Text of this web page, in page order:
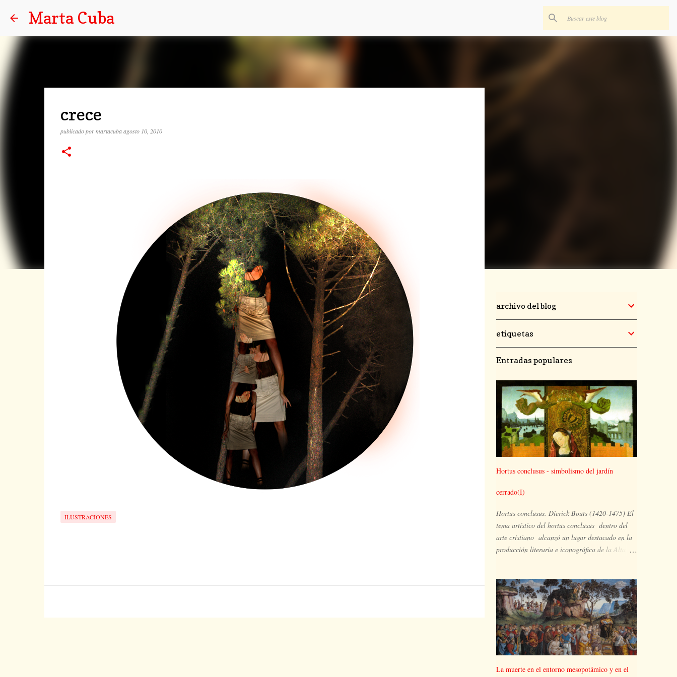
Marta Cuba
crece
publicado pormartacuba agosto 10, 2010
ILUSTRACIONES
archivo del blog
etiquetas
Entradas populares
Hortus conclusus - simbolismo del jardín
cerrado(I)
Hortus conclusus. Dierick Bouts (1420-1475) El
tema artístico del hortus conclusus dentro del
arte cristiano alcanzó un lugar destacado en la
producción literaria e iconográfica de la Alta
hermético es el espacio ocupado por María y su
hijo, en un lugar apartado, aislado y
paradisíaco, un vergel en plena floración en el
que pueden aparecer también otras imágenes
simbólicas de la plenitud de María y extraídas
del Antiguo Testamento, tales como la zarza que
arde pero no se consume, la puerta cerrada de la
visión de Ezequiel, el pozo de agua viva, la
La muerte en el entorno mesopotámico y en el